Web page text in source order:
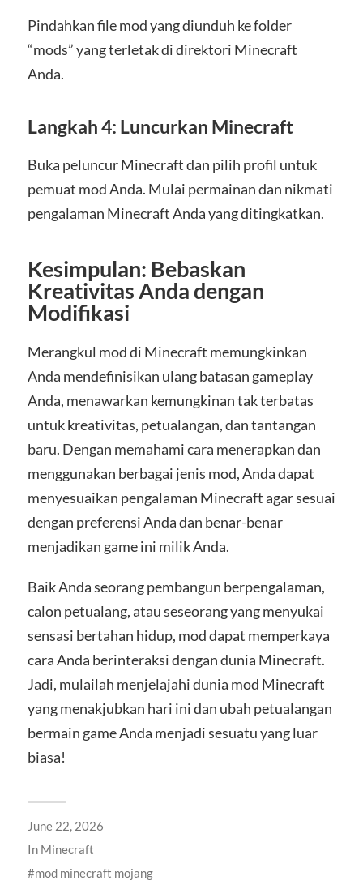
Pindahkan file mod yang diunduh ke folder
“mods” yang terletak di direktori Minecraft
Anda.
Langkah 4: Luncurkan Minecraft
Buka peluncur Minecraft dan pilih profil untuk
pemuat mod Anda. Mulai permainan dan nikmati
pengalaman Minecraft Anda yang ditingkatkan.
Kesimpulan: Bebaskan
Kreativitas Anda dengan
Modifikasi
Merangkul mod di Minecraft memungkinkan
Anda mendefinisikan ulang batasan gameplay
Anda, menawarkan kemungkinan tak terbatas
untuk kreativitas, petualangan, dan tantangan
baru. Dengan memahami cara menerapkan dan
menggunakan berbagai jenis mod, Anda dapat
menyesuaikan pengalaman Minecraft agar sesuai
dengan preferensi Anda dan benar-benar
menjadikan game ini milik Anda.
Baik Anda seorang pembangun berpengalaman,
calon petualang, atau seseorang yang menyukai
sensasi bertahan hidup, mod dapat memperkaya
cara Anda berinteraksi dengan dunia Minecraft.
Jadi, mulailah menjelajahi dunia mod Minecraft
yang menakjubkan hari ini dan ubah petualangan
bermain game Anda menjadi sesuatu yang luar
biasa!
June 22, 2026
In Minecraft
mod minecraft mojang